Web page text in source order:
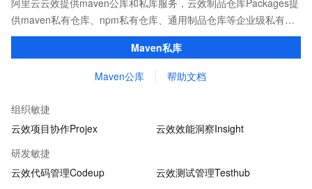
阿里云云效提供maven公库和私库服务，云效制品仓库Packages提
供maven私有仓库、npm私有仓库、通用制品仓库等企业级私有制
品仓库，用于maven、npm等软件包和依赖管理。且不限容量、免
Maven私库
Maven公库 帮助文档
组织敏捷
云效项目协作Projex
云效效能洞察Insight
研发敏捷
云效代码管理Codeup
云效测试管理Testhub